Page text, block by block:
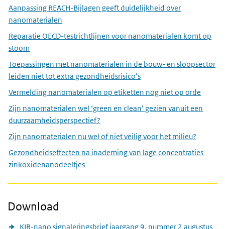
Aanpassing REACH-Bijlagen geeft duidelijkheid over
nanomaterialen
Reparatie OECD-testrichtlijnen voor nanomaterialen komt op
stoom
Toepassingen met nanomaterialen in de bouw- en sloopsector
leiden niet tot extra gezondheidsrisico’s
Vermelding nanomaterialen op etiketten nog niet op orde
Zijn nanomaterialen wel ‘green en clean’ gezien vanuit een
duurzaamheidsperspectief?
Zijn nanomaterialen nu wel of niet veilig voor het milieu?
Gezondheidseffecten na inademing van lage concentraties
zinkoxidenanodeeltjes
Download
KIR-nano signaleringsbrief jaargang 9, nummer 2 augustus